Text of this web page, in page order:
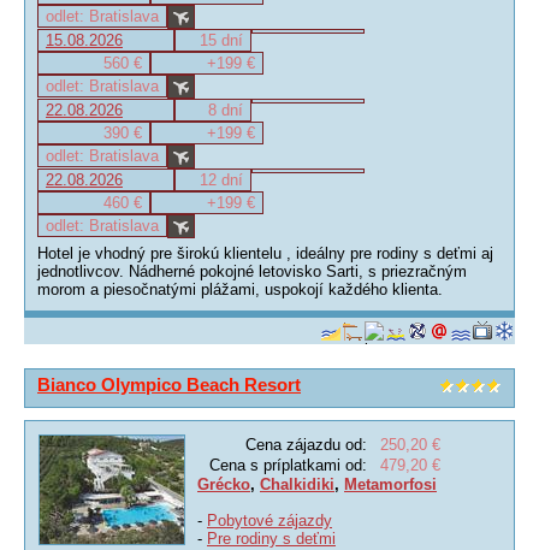
odlet: Bratislava
15.08.2026
15 dní
560 €
+199 €
odlet: Bratislava
22.08.2026
8 dní
390 €
+199 €
odlet: Bratislava
22.08.2026
12 dní
460 €
+199 €
odlet: Bratislava
Hotel je vhodný pre širokú klientelu , ideálny pre rodiny s deťmi aj
jednotlivcov. Nádherné pokojné letovisko Sarti, s priezračným
morom a piesočnatými plážami, uspokojí každého klienta.
Bianco Olympico Beach Resort
Cena zájazdu od:
250,20 €
Cena s príplatkami od:
479,20 €
Grécko, Chalkidiki, Metamorfosi
- Pobytové zájazdy
- Pre rodiny s deťmi